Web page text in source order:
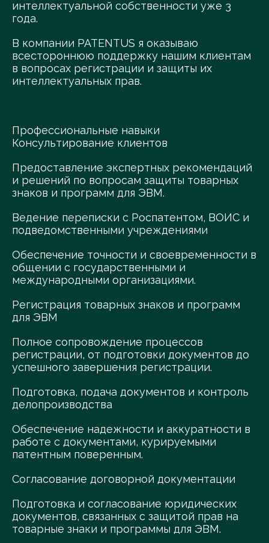
интеллектуальной собственности уже 3
года.
В компании PATENTUS я оказываю
всестороннюю поддержку нашим клиентам
в вопросах регистрации и защиты их
интеллектуальных прав.
Профессиональные навыки
Консультирование клиентов
Предоставление экспертных рекомендаций
и решений по вопросам защиты товарных
знаков и программ для ЭВМ.
Ведение переписки с Роспатентом, ВОИС и
подведомственными учреждениями
Обеспечение точности и своевременности в
общении с государственными и
международными организациями.
Регистрация товарных знаков и программ
для ЭВМ
Полное сопровождение процессов
регистрации, от подготовки документов до
успешного завершения регистрации.
Подготовка, подача документов и контроль
делопроизводства
Обеспечение надежности и аккуратности в
работе с документами, курируемыми
патентным поверенным.
Согласование договорной документации
Подготовка и согласование юридических
документов, связанных с защитой прав на
товарные знаки и программы для ЭВМ.